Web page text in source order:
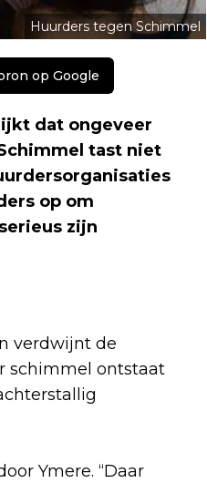
Huurders tegen Schimmel
op Google
dat ongeveer
tast niet
op om
zijn
verdwijnt de
schimmel ontstaat
Ymere. “Daar